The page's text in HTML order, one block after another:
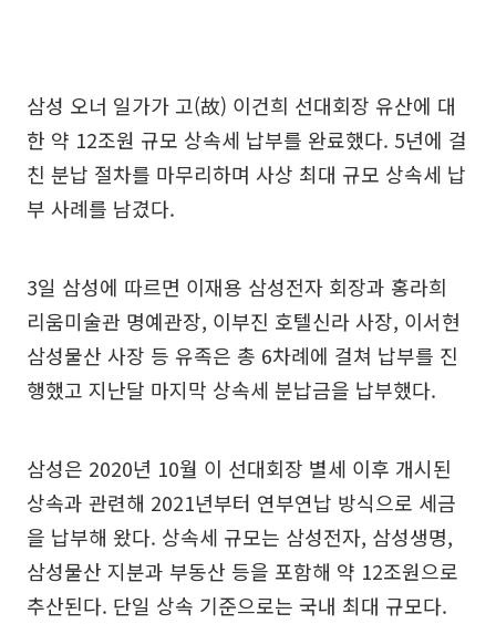
삼성 오너 일가가 고(故) 이건희 선대회장 유산에 대
한 약 12조원 규모 상속세 납부를 완료했다. 5년에 걸
친 분납 절차를 마무리하며 사상 최대 규모 상속세 납
부 사례를 남겼다.
3일 삼성에 따르면 이재용 삼성전자 회장과 홍라희
리움미술관 명예관장, 이부진 호텔신라 사장, 이서현
삼성물산 사장 등 유족은 총 6차례에 걸쳐 납부를 진
행했고 지난달 마지막 상속세 분납금을 납부했다.
삼성은 2020년 10월 이 선대회장 별세 이후 개시된
상속과 관련해 2021년부터 연부연납 방식으로 세금
을 납부해 왔다. 상속세 규모는 삼성전자, 삼성생명,
삼성물산 지분과 부동산 등을 포함해 약 12조원으로
추산된다. 단일 상속 기준으로는 국내 최대 규모다.